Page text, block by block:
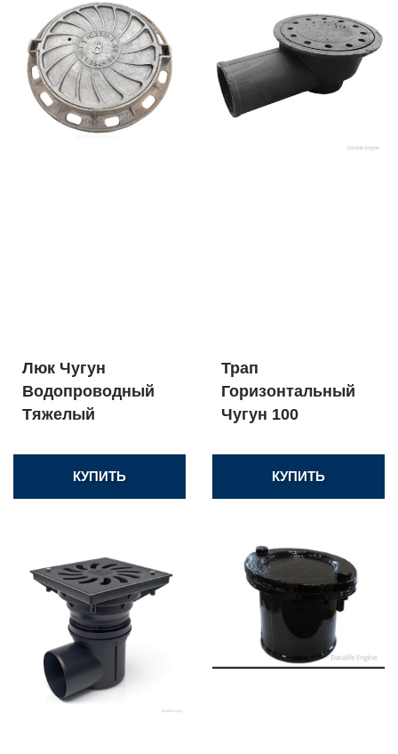
Люк Чугун
Водопроводный
Тяжелый
КУПИТЬ
Трап
Горизонтальный
Чугун 100
КУПИТЬ